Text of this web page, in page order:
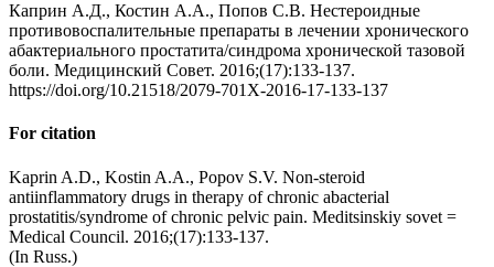
Каприн А.Д., Костин А.А., Попов С.В. Нестероидные
противовоспалительные препараты в лечении хронического
абактериального простатита/синдрома хронической тазовой
боли. Медицинский Совет. 2016;(17):133-137.
https://doi.org/10.21518/2079-701X-2016-17-133-137
For citation
Kaprin A.D., Kostin A.A., Popov S.V. Non-steroid
antiinflammatory drugs in therapy of chronic abacterial
prostatitis/syndrome of chronic pelvic pain. Meditsinskiy sovet =
Medical Council. 2016;(17):133-137.
(In Russ.)